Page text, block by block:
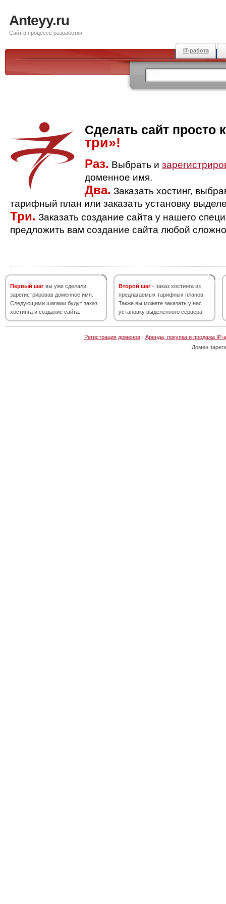
Anteyy.ru
Сайт в процессе разработки
IT-работа
Сделать сайт просто
три»!
Раз. Выбрать и
доменное имя.
Два. Заказать хостинг,
тарифный план или заказать установку
Три. Заказать создание сайта у нашего
предложить вам создание сайта любой
Первый шаг вы уже сделали,
зарегистрировав доменное имя.
Следующими шагами будут заказ
хостинга и создание сайта.
Второй шаг - заказ хостинга из
предлагаемых тарифных планов.
Также вы можете заказать у нас
установку выделенного сервера.
Регистрация доменов· Аренда, покупка и продажа IP-
Домен